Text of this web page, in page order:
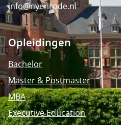
info@nyenrode.nl
Opleidingen
Bachelor
Master & Postmaster
MBA
Executive Education